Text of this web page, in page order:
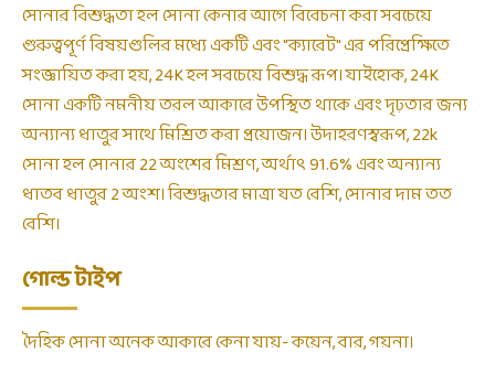
সোনার বিশুদ্ধতা হল সোনা কেনার আগে বিবেচনা করা সবচেয়ে
গুরুত্বপূর্ণ বিষয়গুলির মধ্যে একটি এবং "ক্যারেট" এর পরিপ্রেক্ষিতে
সংজ্ঞায়িত করা হয়, 24K হল সবচেয়ে বিশুদ্ধ রূপ। যাইহোক, 24K
সোনা একটি নমনীয় তরল আকারে উপস্থিত থাকে এবং দৃঢ়তার জন্য
অন্যান্য ধাতুর সাথে মিশ্রিত করা প্রয়োজন। উদাহরণস্বরূপ, 22k
সোনা হল সোনার 22 অংশের মিশ্রণ, অর্থাৎ 91.6% এবং অন্যান্য
ধাতব ধাতুর 2 অংশ। বিশুদ্ধতার মাত্রা যত বেশি, সোনার দাম তত
বেশি।
গোল্ড টাইপ
দৈহিক সোনা অনেক আকারে কেনা যায়- কয়েন, বার, গয়না।